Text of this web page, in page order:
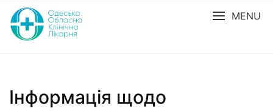
MENU
Інформація щодо